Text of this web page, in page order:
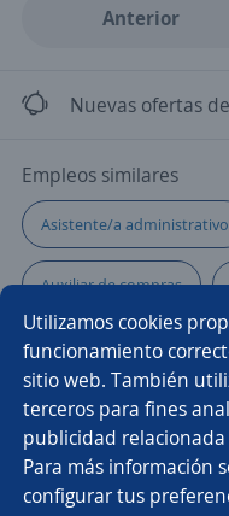
Utilizamos cookies
funcionamiento
sitio web. También
terceros para fines
publicidad
Para más información
configurar tus
Anterior
Nuevas ofertas
Empleos similares
Asistente/a administrativo
Auxiliar de compras
Auxiliar administrativo/a
Auxiliar contable y
Auxiliar de cartera
Buscar